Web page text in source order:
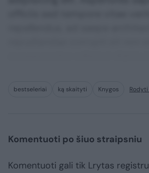
bestseleriai ką skaityti Knygos
Komentuoti po šiuo straipsniu
Komentuoti gali tik Lrytas